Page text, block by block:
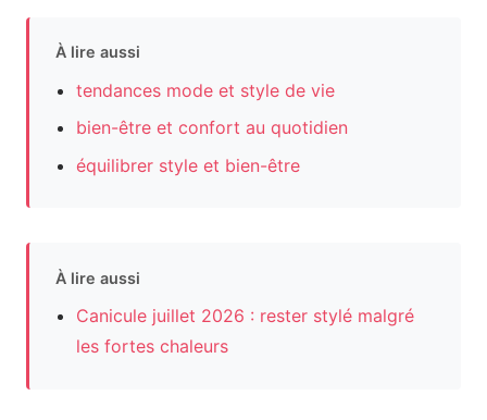
À lire aussi
tendances mode et style de vie
bien-être et confort au quotidien
équilibrer style et bien-être
À lire aussi
Canicule juillet 2026 : rester stylé malgré
les fortes chaleurs